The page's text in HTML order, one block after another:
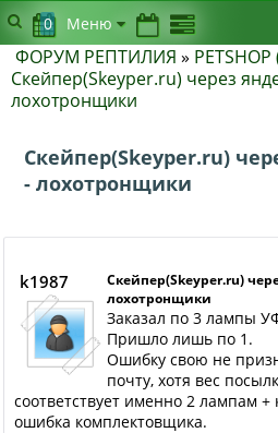
ФОРУМ РЕПТИЛИЯ »
Скейпер(Skeyper.ru) через
лохотронщики
Скейпер(Skeyper.ru)
- лохотронщики
k1987
Скейпер(Skeyper.ru)
лохотронщики
Заказал по 3 лампы
Пришло лишь по 1.
Ошибку свою не
почту, хотя вес
соответствует именно 2 лампам +
ошибка комплектовщика.
0 Меню